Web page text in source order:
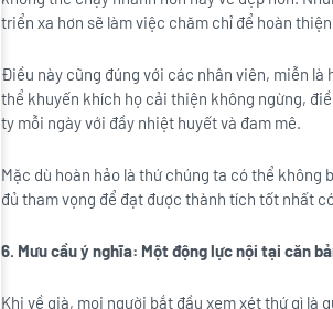
triển xa hơn sẽ làm việc chăm chỉ để hoàn
Điều này cũng đúng với các nhân viên, miễn
thể khuyến khích họ cải thiện không ngừng,
ty mỗi ngày với đầy nhiệt huyết và đam mê.
Mặc dù hoàn hảo là thứ chúng ta có thể
đủ tham vọng để đạt được thành tích tốt nhất
6. Mưu cầu ý nghĩa: Một động lực nội tại căn
Khi về già, mọi người bắt đầu xem xét thứ gì là